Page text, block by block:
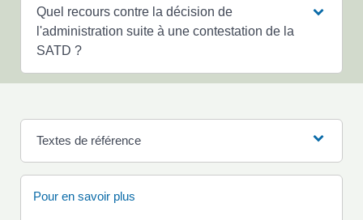
Quel recours contre la décision de
l'administration suite à une contestation de la
SATD ?
Textes de référence
Pour en savoir plus